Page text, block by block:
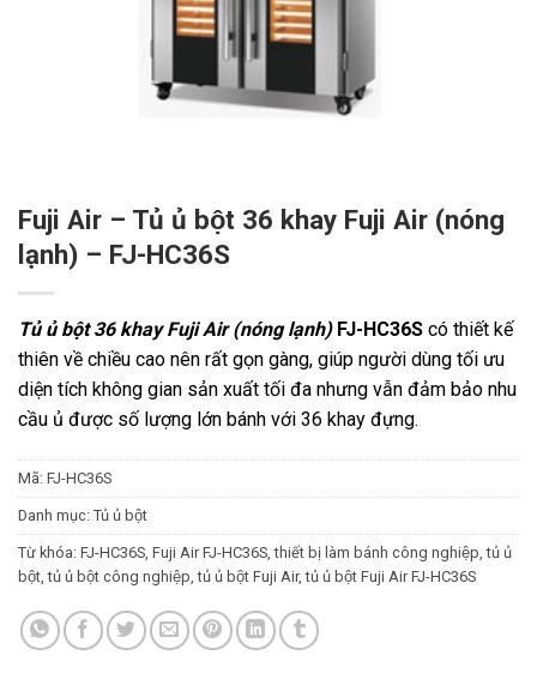
Fuji Air – Tủ ủ bột 36 khay Fuji Air (nóng
lạnh) – FJ-HC36S
Tủ ủ bột 36 khay Fuji Air (nóng lạnh)FJ-HC36S có thiết kế
thiên về chiều cao nên rất gọn gàng, giúp người dùng tối ưu
diện tích không gian sản xuất tối đa nhưng vẫn đảm bảo nhu
cầu ủ được số lượng lớn bánh với 36 khay đựng.
Mã: FJ-HC36S
Danh mục: Tủ ủ bột
Từ khóa: FJ-HC36S Fuji Air FJ-HC36S ,thiết bị làm bánh công nghiệp ,tủ ủ
bột ,tủ ủ bột công nghiệp ,tủ ủ bột Fuji Air,tủ ủ bột Fuji Air FJ-HC36S